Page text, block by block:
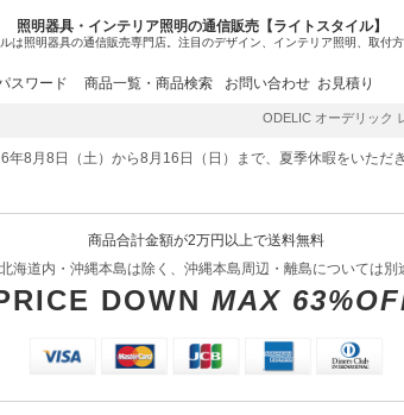
照明器具・インテリア照明の通信販売【ライトスタイル】
は照明器具の通信販売専門店。注目のデザイン、インテリア照明、取付方
スワード 商品一覧・商品検索 お問い合わせ お見積り
ODELIC オーデリック レ
年8月8日（土）から8月16日（日）まで、夏季休暇をいただ
商品合計金額が2万円以上で送料無料
北海道内・沖縄本島は除く、沖縄本島周辺・離島については別
DOWN MAX